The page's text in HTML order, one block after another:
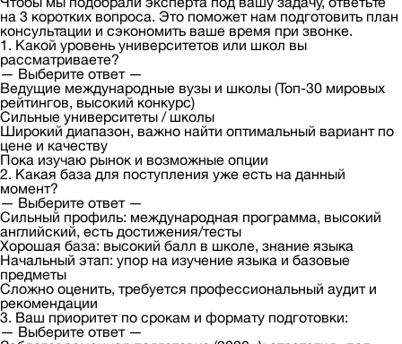
на 3 коротких вопроса. Это поможет нам подготовить план
консультации и сэкономить ваше время при звонке.
1. Какой уровень университетов или школ вы
рассматриваете?
— Выберите ответ —
Ведущие международные вузы и школы (Топ-30 мировых
рейтингов, высокий конкурс)
Сильные университеты / школы
Широкий диапазон, важно найти оптимальный вариант по
цене и качеству
Пока изучаю рынок и возможные опции
2. Какая база для поступления уже есть на данный
момент?
— Выберите ответ —
Сильный профиль: международная программа, высокий
английский, есть достижения/тесты
Хорошая база: высокий балл в школе, знание языка
Начальный этап: упор на изучение языка и базовые
предметы
Сложно оценить, требуется профессиональный аудит и
рекомендации
3. Ваш приоритет по срокам и формату подготовки:
— Выберите ответ —